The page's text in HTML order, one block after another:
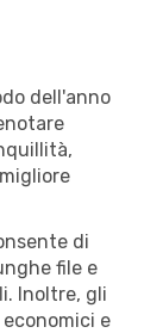
dell'anno
di
file e
Inoltre, gli
e